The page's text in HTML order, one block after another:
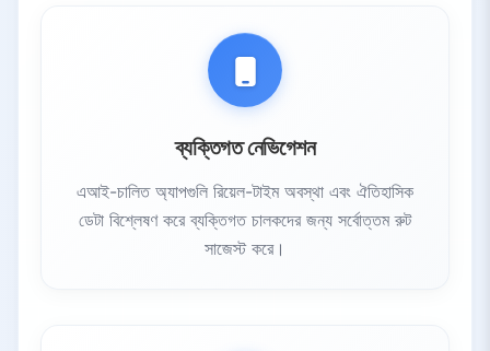
ব্যক্তিগত নেভিগেশন
এআই-চালিত অ্যাপগুলি রিয়েল-টাইম অবস্থা এবং ঐতিহাসিক
ডেটা বিশ্লেষণ করে ব্যক্তিগত চালকদের জন্য সর্বোত্তম রুট
সাজেস্ট করে।